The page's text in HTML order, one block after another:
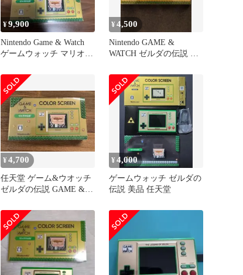
¥9,900
Nintendo Game & Watch
ゲームウォッチ マリオ
¥4,500
Nintendo GAME &
WATCH ゼルダの伝説 本
¥4,700
任天堂 ゲーム&ウオッチ
ゼルダの伝説 GAME &
¥4,000
ゲームウォッチ ゼルダの
伝説 美品 任天堂